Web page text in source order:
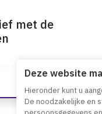
met de
Deze website
Hieronder kunt u
De noodzakelijke en